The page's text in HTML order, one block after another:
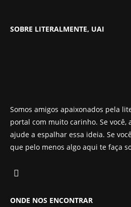
SOBRE LITERALMENTE, UAI
Somos amigos apaixonados pela
portal com muito carinho. Se você,
ajude a espalhar essa ideia. Se
que pelo menos algo aqui te faça
ONDE NOS ENCONTRAR